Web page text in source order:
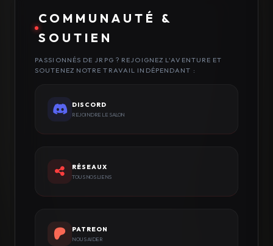
COMMUNAUTÉ &
SOUTIEN
PASSIONNÉS DE JRPG ? REJOIGNEZ L'AVENTURE ET
SOUTENEZ NOTRE TRAVAIL INDÉPENDANT :
DISCORD
REJOINDRE LE SALON
RÉSEAUX
TOUS NOS LIENS
PATREON
NOUS AIDER